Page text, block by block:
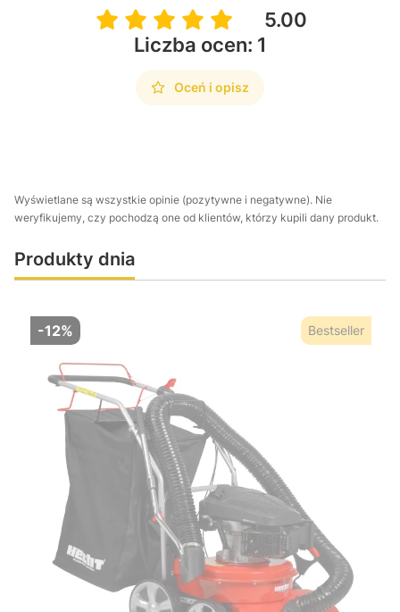
5.00
Liczba ocen: 1
Oceń i opisz
Wyświetlane są wszystkie opinie (pozytywne i negatywne). Nie
weryfikujemy, czy pochodzą one od klientów, którzy kupili dany produkt.
Produkty dnia
-12% Bestseller